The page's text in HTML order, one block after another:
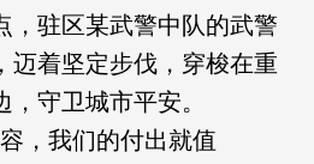
，驻区某武警中队的武警
迈着坚定步伐，穿梭在重
守卫城市平安。
，我们的付出就值